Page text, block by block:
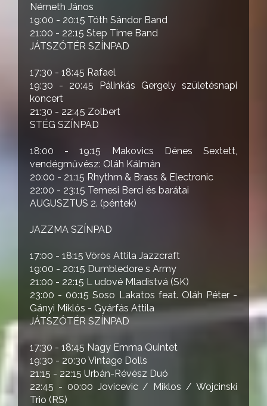
Németh János
19:00 - 20:15 Tóth Sándor Band
21:00 - 22:15 Step Time Band
JÁTSZÓTÉR SZÍNPAD
17:30 - 18:45 Rafael
19:30 - 20:45 Pálinkás Gergely születésnapi
koncert
21:30 - 22:45 Zolbert
STÉG SZÍNPAD
18:00 - 19:15 Makovics Dénes Sextett,
vendégművész: Oláh Kálmán
20:00 - 21:15 Rhythm & Brass & Electronic
22:00 - 23:15 Temesi Berci és barátai
AUGUSZTUS 2. (péntek)
JAZZMA SZÍNPAD
17:00 - 18:15 Vörös Attila Jazzcraft
19:00 - 20:15 Dumbledore s Army
21:00 - 22:15 L udové Mladistvá (SK)
23:00 - 00:15 Soso Lakatos feat. Oláh Péter -
Gányi Miklós - Gyárfás Attila
JÁTSZÓTÉR SZÍNPAD
17:30 - 18:45 Nagy Emma Quintet
19:30 - 20:30 Vintage Dolls
21:15 - 22:15 Urbán-Révész Duó
22:45 - 00:00 Jovicevic / Miklos / Wojcinski
Trio (RS)